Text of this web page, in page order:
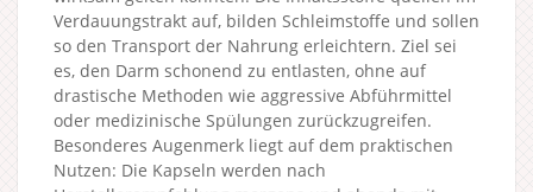
Verdauungstrakt auf, bilden Schleimstoffe und sollen
so den Transport der Nahrung erleichtern. Ziel sei
es, den Darm schonend zu entlasten, ohne auf
drastische Methoden wie aggressive Abführmittel
oder medizinische Spülungen zurückzugreifen.
Besonderes Augenmerk liegt auf dem praktischen
Nutzen: Die Kapseln werden nach